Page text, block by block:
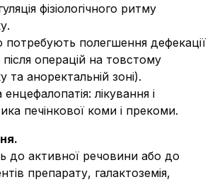
фізіологічного ритму
полегшення дефекації
операцій на товстому
та аноректальній зоні).
лікування і
печінкової коми і прекоми.
до активної речовини або до
препарату, галактоземія,